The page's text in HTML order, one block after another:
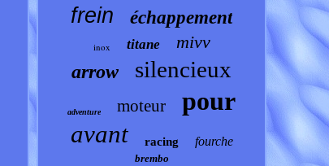
frein échappement
inox titane mivv
arrow silencieux
adventure moteur pour
avant racing fourche
brembo